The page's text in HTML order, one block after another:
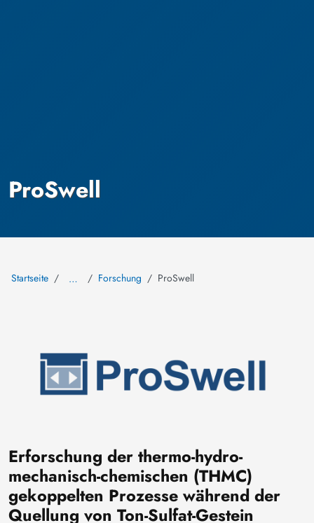
ProSwell
Startseite … Forschung ProSwell
Erforschung der thermo-hydro-
mechanisch-chemischen (THMC)
gekoppelten Prozesse während der
Quellung von Ton-Sulfat-Gestein